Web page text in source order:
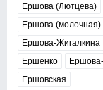
Ершова (Лютцева)
Ершова (молочная)
Ершова-Жигалкина
Ершенко
Ершовская